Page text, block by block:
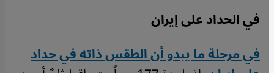
في الحداد على إيران
في مرحلة ما يبدو أن الطقس ذاته في حداد